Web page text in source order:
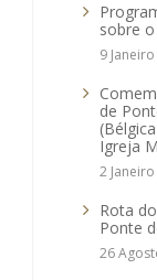
sobre
9
de
Igreja
2
Rota
Ponte
26